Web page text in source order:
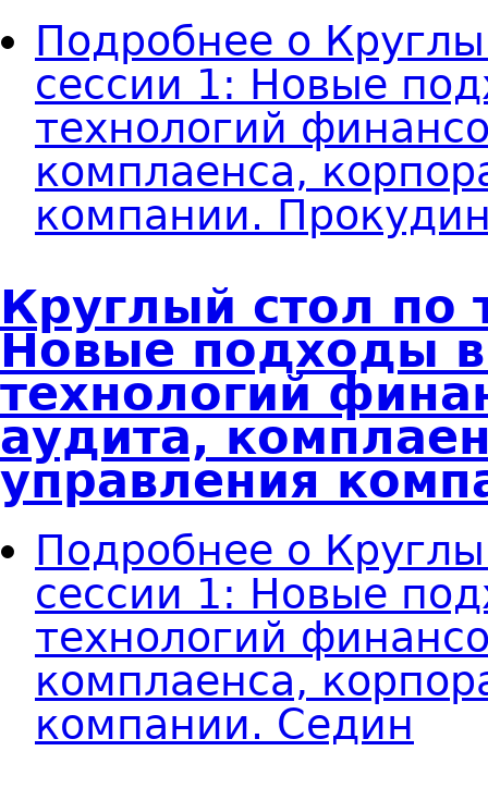
Подробнее о
сессии 1: Новые
технологий
комплаенса,
компании.
Круглый стол по
Новые подходы в
технологий
аудита,
управления
Подробнее о
сессии 1: Новые
технологий
комплаенса,
компании. Седин